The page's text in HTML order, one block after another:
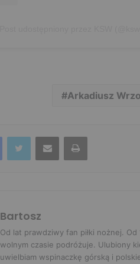
Arkadiusz
FacebookTwitter Udostępnij przez e-mail Drukuj
Bartosz
Od lat prawdziwy fan piłki nożnej.
wolnym czasie podróżuje. Ulubiony
uwielbiam wspinaczkę górską i